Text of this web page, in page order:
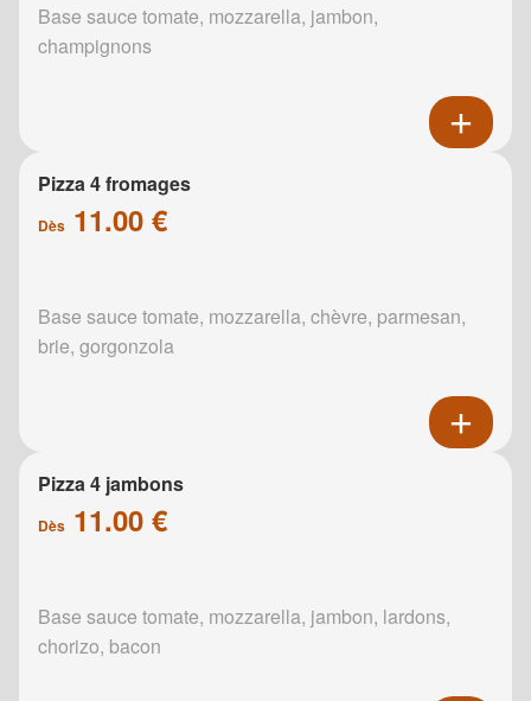
Base sauce tomate, mozzarella, jambon,
champignons
Pizza 4 fromages
Dès 11.00 €
Base sauce tomate, mozzarella, chèvre, parmesan,
brie, gorgonzola
Pizza 4 jambons
Dès 11.00 €
Base sauce tomate, mozzarella, jambon, lardons,
chorizo, bacon